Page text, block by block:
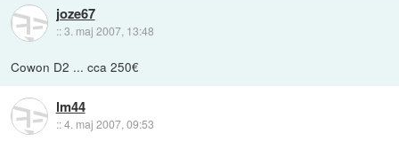
joze67
::3. maj 2007, 13:48
Cowon D2 ... cca 250€
lm44
::4. maj 2007, 09:53